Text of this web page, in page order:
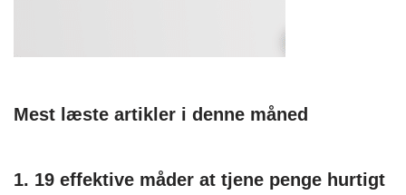
Mest læste artikler i denne måned
1. 19 effektive måder at tjene penge hurtigt